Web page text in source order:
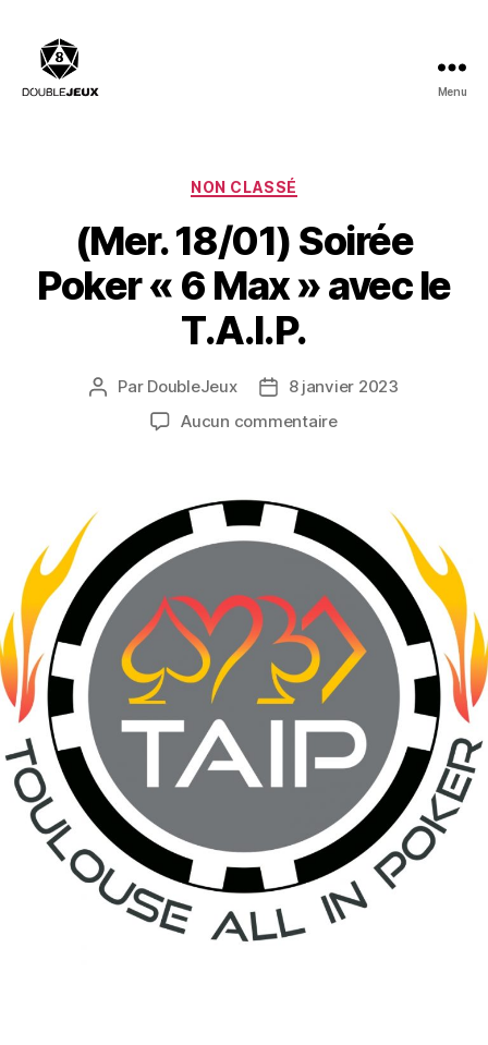
billard,
Jeux,
Menu
Catégories
NON CLASSÉ
(Mer. 18/01) Soirée
Poker « 6 Max » avec le
T.A.I.P.
Auteur
Par DoubleJeux
Date8 janvier 2023
Aucun commentairesur
« 6
Max »
avec
le
T.A.I.P.